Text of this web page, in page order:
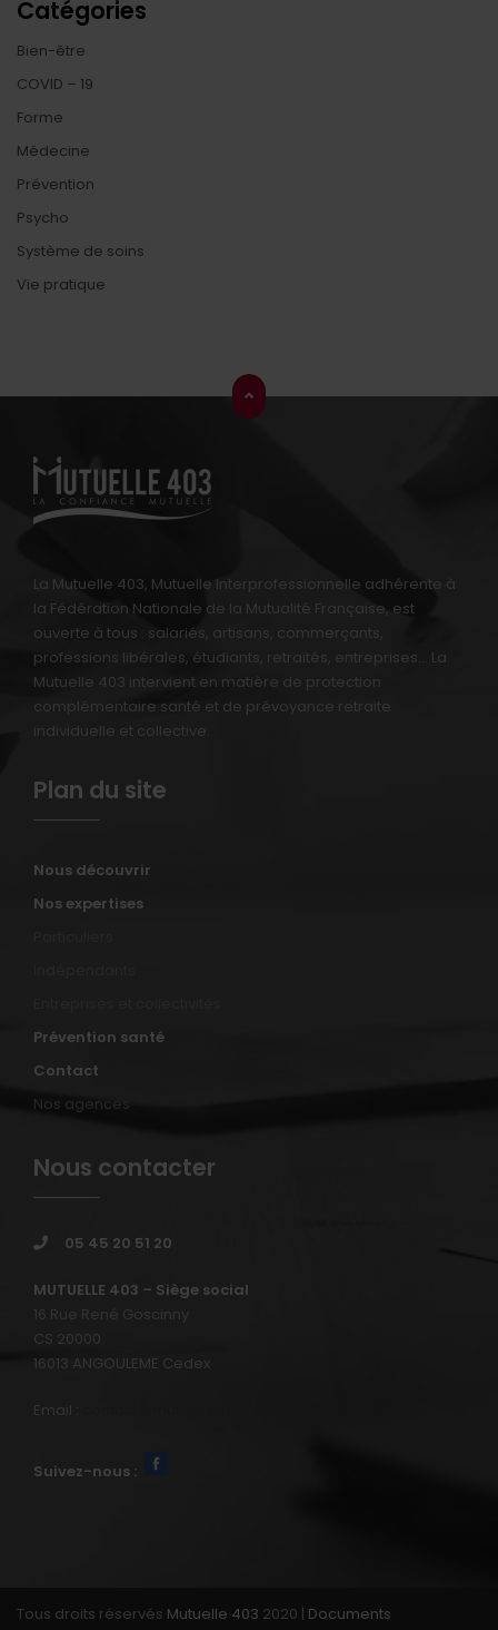
Catégories
Bien-être
COVID – 19
Forme
Médecine
Prévention
Psycho
Système de soins
Vie pratique
La Mutuelle 403, Mutuelle Interprofessionnelle adhérente à
la Fédération Nationale de la Mutualité Française, est
ouverte à tous : salariés, artisans, commerçants,
professions libérales, étudiants, retraités, entreprises… La
Mutuelle 403 intervient en matière de protection
complémentaire santé et de prévoyance retraite
individuelle et collective.
Plan du site
Nous découvrir
Nos expertises
Prévention santé
Contact
Nos agences
Nous contacter
05 45 20 51 20
MUTUELLE 403 – Siège social
16 Rue René Goscinny
CS 20000
16013 ANGOULEME Cedex
Email :
Suivez-nous :
Tous droits réservés Mutuelle 403 2020 | Documents